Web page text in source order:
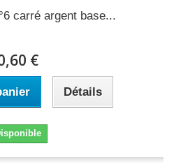
carré argent base...
€
Détails